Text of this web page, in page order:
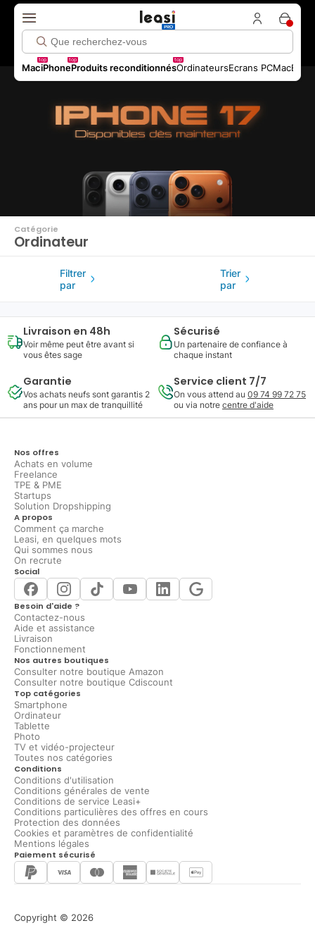
Mac
top
iPhone
top
Produits reconditionnés
top
OrdinateursEcrans PCMacBook
Click me!
Catégorie
Ordinateur
Filtrer
par
Trier
par
Livraison en 48h
Voir même peut être avant si
vous êtes sage
Sécurisé
Un partenaire de confiance à
chaque instant
Garantie
Vos achats neufs sont garantis 2
ans pour un max de tranquillité
Service client 7/7
On vous attend au 09 74 99 72 75
ou via notre centre d'aide
Nos offres
Achats en volume
Freelance
TPE & PME
Startups
Solution Dropshipping
A propos
Comment ça marche
Leasi, en quelques mots
Qui sommes nous
On recrute
Social
Besoin d'aide ?
Contactez-nous
Aide et assistance
Livraison
Fonctionnement
Nos autres boutiques
Consulter notre boutique Amazon
Consulter notre boutique Cdiscount
Top catégories
Smartphone
Ordinateur
Tablette
Photo
TV et vidéo-projecteur
Toutes nos catégories
Conditions
Conditions d'utilisation
Conditions générales de vente
Conditions de service Leasi+
Conditions particulières des offres en cours
Protection des données
Cookies et paramètres de confidentialité
Mentions légales
Paiement sécurisé
Copyright © 2026